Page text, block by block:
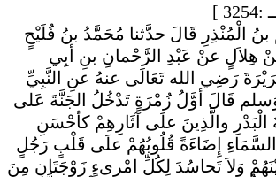
:3254 ]
بنُ الْمُنْذِرِ قَالَ حدَّثنا مُحَمَّدُ بنُ فُلَيْحٍ
هِلاَلٍ عنْ عَبْدِ الرَّحْمانِ بنِ أبِي
رَضِي الله تَعَالَى عنهُ عنِ النَّبِيِّ
قَالَ أوَّلُ زُمْرَةٍ تَدْخُلُ الجَنَّةَ عَلى
الْبَدْرِ والَّذِينَ علَى آثَارِهِمْ كأحْسَنِ
إِضَاءَةً قُلُوبُهُمْ علَى قَلْبٍ رَجُلٍ
وَلاَ تَحاسُدَ لِكُلِّ امْرِىءٍ زَوْجَتَانِ مِنَ